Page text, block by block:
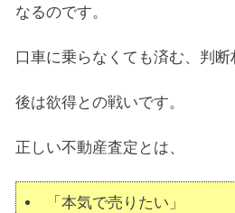
なるのです。
口車に乗らなくても済む、判断
後は欲得との戦いです。
正しい不動産査定とは、
「本気で売りたい」